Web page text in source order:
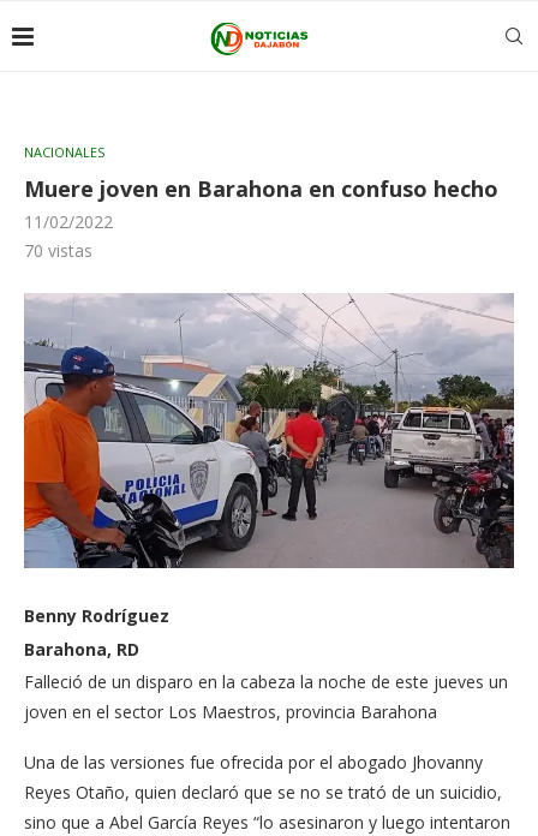
NACIONALES
Muere joven en Barahona en confuso hecho
11/02/2022
70 vistas
Benny Rodríguez
Barahona, RD
Falleció de un disparo en la cabeza la noche de este jueves un
joven en el sector Los Maestros, provincia Barahona
Una de las versiones fue ofrecida por el abogado Jhovanny
Reyes Otaño, quien declaró que se no se trató de un suicidio,
sino que a Abel García Reyes “lo asesinaron y luego intentaron